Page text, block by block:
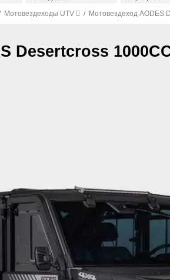
Мотовездеходы UTV / Мотовездеход AODES
Desertcross